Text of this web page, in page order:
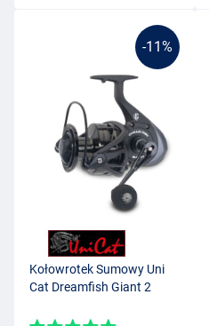
-11%
Kołowrotek Sumowy Uni
Cat Dreamfish Giant 2